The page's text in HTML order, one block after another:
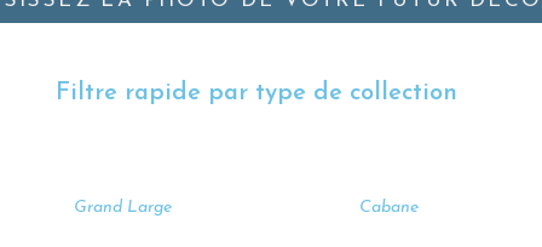
Filtre rapide par type de collection
Grand Large Cabane